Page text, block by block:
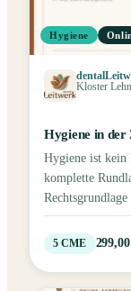
Hygiene
Kloster
Hygiene in
Hygiene ist kein
komplette
Nachweisen
das Warum –
5 CME